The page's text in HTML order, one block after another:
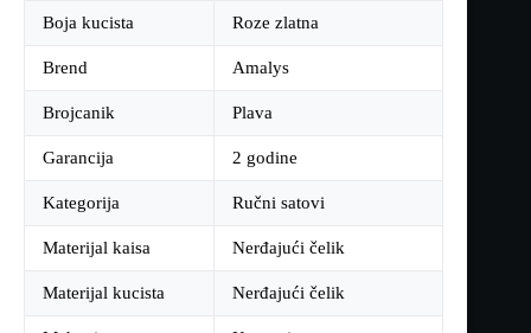
Boja kucista Roze zlatna
Brend Amalys
Brojcanik Plava
Garancija 2 godine
Kategorija Ručni satovi
Materijal kaisa Nerđajući čelik
Materijal kucista Nerđajući čelik